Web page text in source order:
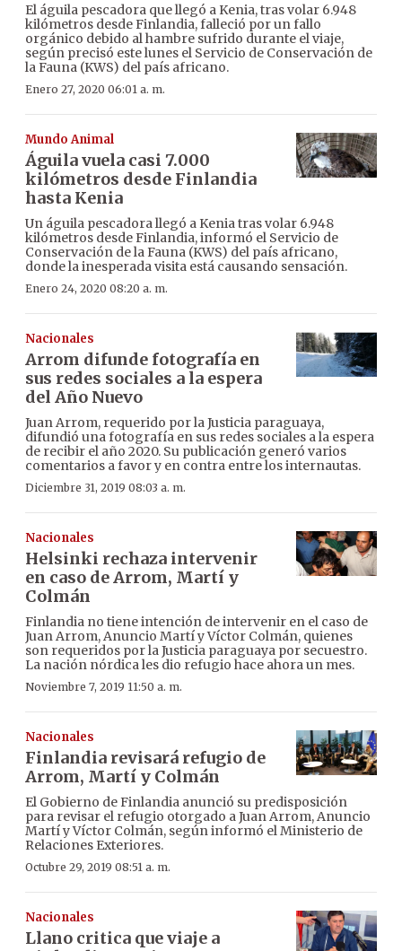
El águila pescadora que llegó a Kenia, tras volar 6.948
kilómetros desde Finlandia, falleció por un fallo
orgánico debido al hambre sufrido durante el viaje,
según precisó este lunes el Servicio de Conservación de
la Fauna (KWS) del país africano.
Enero 27, 2020 06:01 a. m.
Mundo Animal
Águila vuela casi 7.000
kilómetros desde Finlandia
hasta Kenia
Un águila pescadora llegó a Kenia tras volar 6.948
kilómetros desde Finlandia, informó el Servicio de
Conservación de la Fauna (KWS) del país africano,
donde la inesperada visita está causando sensación.
Enero 24, 2020 08:20 a. m.
Nacionales
Arrom difunde fotografía en
sus redes sociales a la espera
del Año Nuevo
Juan Arrom, requerido por la Justicia paraguaya,
difundió una fotografía en sus redes sociales a la espera
de recibir el año 2020. Su publicación generó varios
comentarios a favor y en contra entre los internautas.
Diciembre 31, 2019 08:03 a. m.
Nacionales
Helsinki rechaza intervenir
en caso de Arrom, Martí y
Colmán
Finlandia no tiene intención de intervenir en el caso de
Juan Arrom, Anuncio Martí y Víctor Colmán, quienes
son requeridos por la Justicia paraguaya por secuestro.
La nación nórdica les dio refugio hace ahora un mes.
Noviembre 7, 2019 11:50 a. m.
Nacionales
Finlandia revisará refugio de
Arrom, Martí y Colmán
El Gobierno de Finlandia anunció su predisposición
para revisar el refugio otorgado a Juan Arrom, Anuncio
Martí y Víctor Colmán, según informó el Ministerio de
Relaciones Exteriores.
Octubre 29, 2019 08:51 a. m.
Nacionales
Llano critica que viaje a